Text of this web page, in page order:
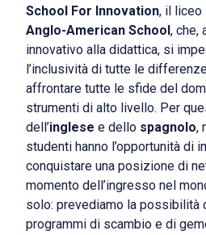
School For Innovation, il liceo
Anglo-American School, che,
innovativo alla didattica, si
l’inclusività di tutte le
affrontare tutte le sfide del
strumenti di alto livello. Per
dell’inglese e dello spagnolo,
studenti hanno l’opportunità di
conquistare una posizione di
momento dell’ingresso nel
solo: prevediamo la possibilità
programmi di scambio e di